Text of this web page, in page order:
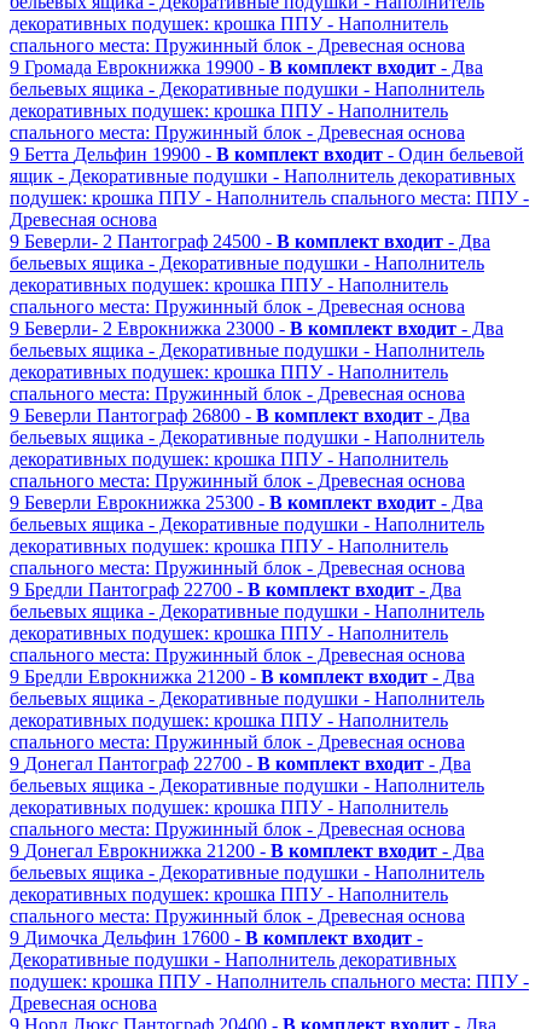
декоративных подушек: крошка ППУ - Наполнитель
спального места: Пружинный блок - Древесная основа
9 Громада Еврокнижка 19900 - В комплект входит - Два
бельевых ящика - Декоративные подушки - Наполнитель
декоративных подушек: крошка ППУ - Наполнитель
спального места: Пружинный блок - Древесная основа
9 Бетта Дельфин 19900 - В комплект входит - Один бельевой
ящик - Декоративные подушки - Наполнитель декоративных
подушек: крошка ППУ - Наполнитель спального места: ППУ -
Древесная основа
9 Беверли- 2 Пантограф 24500 - В комплект входит - Два
бельевых ящика - Декоративные подушки - Наполнитель
декоративных подушек: крошка ППУ - Наполнитель
спального места: Пружинный блок - Древесная основа
9 Беверли- 2 Еврокнижка 23000 - В комплект входит - Два
бельевых ящика - Декоративные подушки - Наполнитель
декоративных подушек: крошка ППУ - Наполнитель
спального места: Пружинный блок - Древесная основа
9 Беверли Пантограф 26800 - В комплект входит - Два
бельевых ящика - Декоративные подушки - Наполнитель
декоративных подушек: крошка ППУ - Наполнитель
спального места: Пружинный блок - Древесная основа
9 Беверли Еврокнижка 25300 - В комплект входит - Два
бельевых ящика - Декоративные подушки - Наполнитель
декоративных подушек: крошка ППУ - Наполнитель
спального места: Пружинный блок - Древесная основа
9 Бредли Пантограф 22700 - В комплект входит - Два
бельевых ящика - Декоративные подушки - Наполнитель
декоративных подушек: крошка ППУ - Наполнитель
спального места: Пружинный блок - Древесная основа
9 Бредли Еврокнижка 21200 - В комплект входит - Два
бельевых ящика - Декоративные подушки - Наполнитель
декоративных подушек: крошка ППУ - Наполнитель
спального места: Пружинный блок - Древесная основа
9 Донегал Пантограф 22700 - В комплект входит - Два
бельевых ящика - Декоративные подушки - Наполнитель
декоративных подушек: крошка ППУ - Наполнитель
спального места: Пружинный блок - Древесная основа
9 Донегал Еврокнижка 21200 - В комплект входит - Два
бельевых ящика - Декоративные подушки - Наполнитель
декоративных подушек: крошка ППУ - Наполнитель
спального места: Пружинный блок - Древесная основа
9 Димочка Дельфин 17600 - В комплект входит -
Декоративные подушки - Наполнитель декоративных
подушек: крошка ППУ - Наполнитель спального места: ППУ -
Древесная основа
9 Норд Люкс Пантограф 20400 - В комплект входит - Два